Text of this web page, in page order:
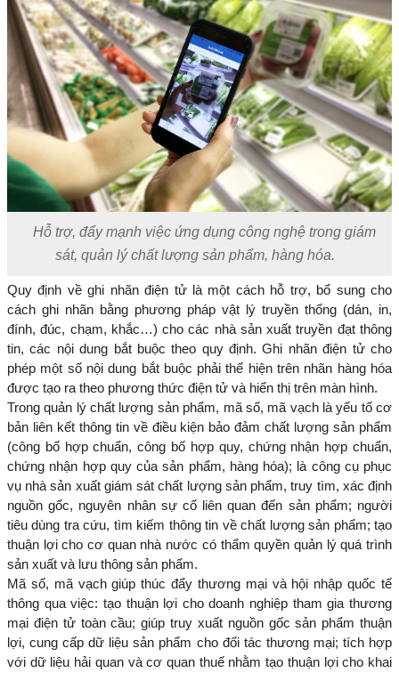
Hỗ trợ, đẩy mạnh việc ứng dụng công nghệ trong giám
sát, quản lý chất lượng sản phẩm, hàng hóa.
Quy định về ghi nhãn điện tử là một cách hỗ trợ, bổ sung cho
cách ghi nhãn bằng phương pháp vật lý truyền thống (dán, in,
đính, đúc, chạm, khắc…) cho các nhà sản xuất truyền đạt thông
tin, các nội dung bắt buộc theo quy định. Ghi nhãn điện tử cho
phép một số nội dung bắt buộc phải thể hiện trên nhãn hàng hóa
được tạo ra theo phương thức điện tử và hiển thị trên màn hình.
Trong quản lý chất lượng sản phẩm, mã số, mã vạch là yếu tố cơ
bản liên kết thông tin về điều kiện bảo đảm chất lượng sản phẩm
(công bố hợp chuẩn, công bố hợp quy, chứng nhận hợp chuẩn,
chứng nhận hợp quy của sản phẩm, hàng hóa); là công cụ phục
vụ nhà sản xuất giám sát chất lượng sản phẩm, truy tìm, xác định
nguồn gốc, nguyên nhân sự cố liên quan đến sản phẩm; người
tiêu dùng tra cứu, tìm kiếm thông tin về chất lượng sản phẩm; tạo
thuận lợi cho cơ quan nhà nước có thẩm quyền quản lý quá trình
sản xuất và lưu thông sản phẩm.
Mã số, mã vạch giúp thúc đẩy thương mại và hội nhập quốc tế
thông qua việc: tạo thuận lợi cho doanh nghiệp tham gia thương
mại điện tử toàn cầu; giúp truy xuất nguồn gốc sản phẩm thuận
lợi, cung cấp dữ liệu sản phẩm cho đối tác thương mại; tích hợp
với dữ liệu hải quan và cơ quan thuế nhằm tạo thuận lợi cho khai